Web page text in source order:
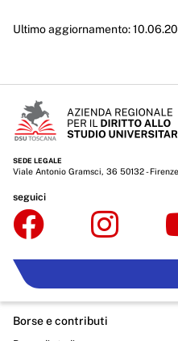
Bandi di gara e
Bilanci
Beni immobili e
Controlli e rilievi
Servizi erogati
Pagamenti
Pianificazione e
Informazioni ambientali
Ultimo aggiornamento:
SEDE LEGALE
Viale Antonio Gramsci, 36 50132 - Firenze
seguici
Borse e contributi